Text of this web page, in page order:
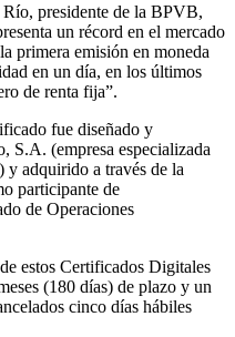
presidente de la BPVB,
un récord en el mercado
primera emisión en moneda
en un día, en los últimos
de renta fija”.
fue diseñado y
S.A. (empresa especializada
y adquirido a través de la
participante de
de Operaciones
estos Certificados Digitales
(180 días) de plazo y un
cinco días hábiles